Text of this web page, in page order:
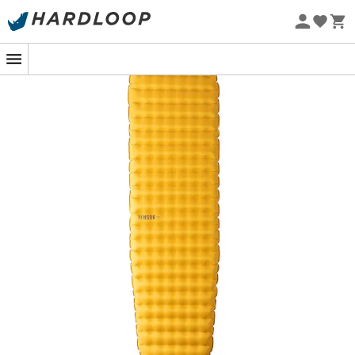
Promos d'été 🔥 -5 % EXTRA dès 2 produits* code Summer5
-5% Extra - Code Summer5
Dormez sur un nuage en pleine nature
avec le matelas Tensor Trail Mummy !
Imaginez-vous au cœur d'une forêt dense après une